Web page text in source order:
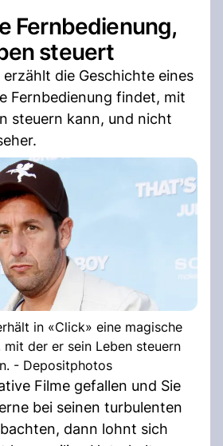
Fernbedienung,
steuert
erzählt die Geschichte eines
Fernbedienung findet, mit
steuern kann, und nicht
in «Click» eine magische
mit der er sein Leben steuern
- Depositphotos
Filme gefallen und Sie
bei seinen turbulenten
dann lohnt sich